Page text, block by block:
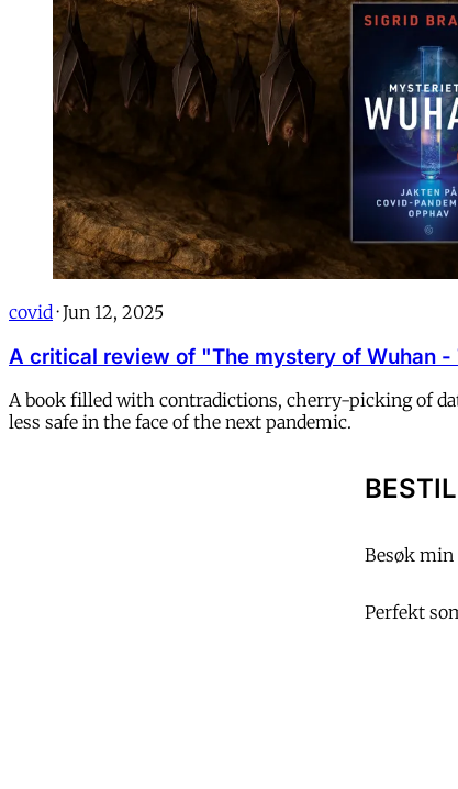
covid · Jun 12, 2025
A critical review of "The mystery of Wuhan
A book filled with contradictions, cherry-picking of
less safe in the face of the next pandemic.
Besøk
Perfekt